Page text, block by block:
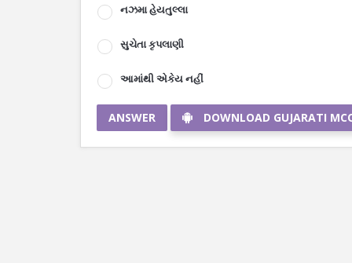
નઝમા હેયતુલ્લા
સુચેતા કૃપલાણી
આમાંથી એકેય નહીં
ANSWER DOWNLOAD GUJARATI